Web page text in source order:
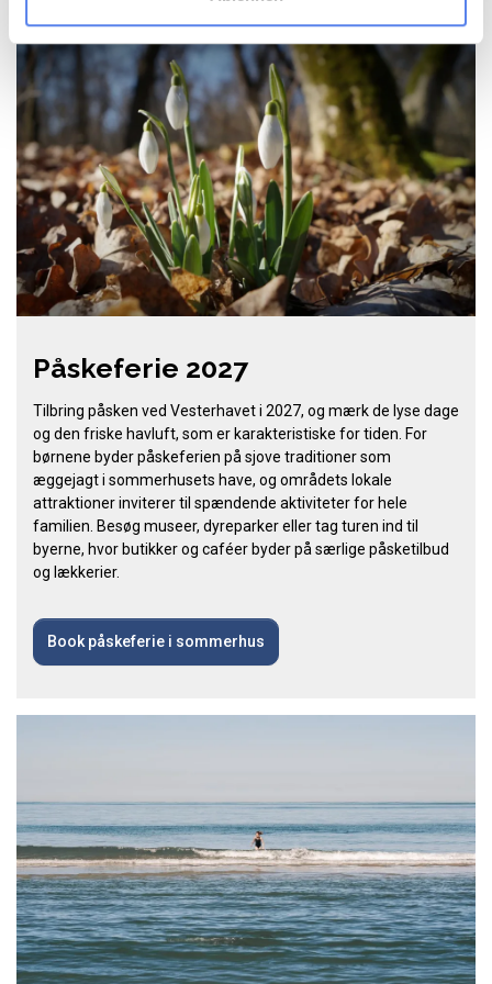
Påskeferie 2027
Tilbring påsken ved Vesterhavet i 2027, og mærk de lyse dage
og den friske havluft, som er karakteristiske for tiden. For
børnene byder påskeferien på sjove traditioner som
æggejagt i sommerhusets have, og områdets lokale
attraktioner inviterer til spændende aktiviteter for hele
familien. Besøg museer, dyreparker eller tag turen ind til
byerne, hvor butikker og caféer byder på særlige påsketilbud
og lækkerier.
Book påskeferie i sommerhus